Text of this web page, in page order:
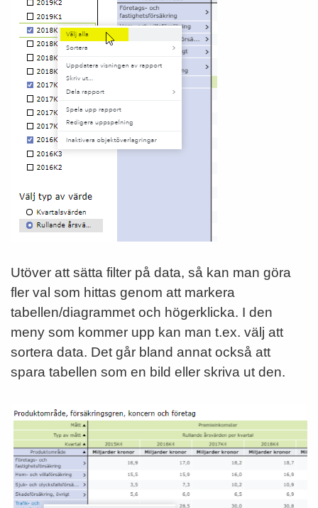
Utöver att sätta filter på data, så kan man göra
fler val som hittas genom att markera
tabellen/diagrammet och högerklicka. I den
meny som kommer upp kan man t.ex. välj att
sortera data. Det går bland annat också att
spara tabellen som en bild eller skriva ut den.